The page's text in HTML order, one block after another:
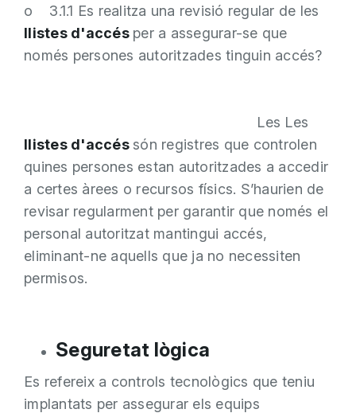
o 3.1.1 Es realitza una revisió regular de les
llistes d'accés per a assegurar-se que
només persones autoritzades tinguin accés?
Les Les
llistes d'accés són registres que controlen
quines persones estan autoritzades a accedir
a certes àrees o recursos físics. S’haurien de
revisar regularment per garantir que només el
personal autoritzat mantingui accés,
eliminant-ne aquells que ja no necessiten
permisos.
Seguretat lògica
Es refereix a controls tecnològics que teniu
implantats per assegurar els equips